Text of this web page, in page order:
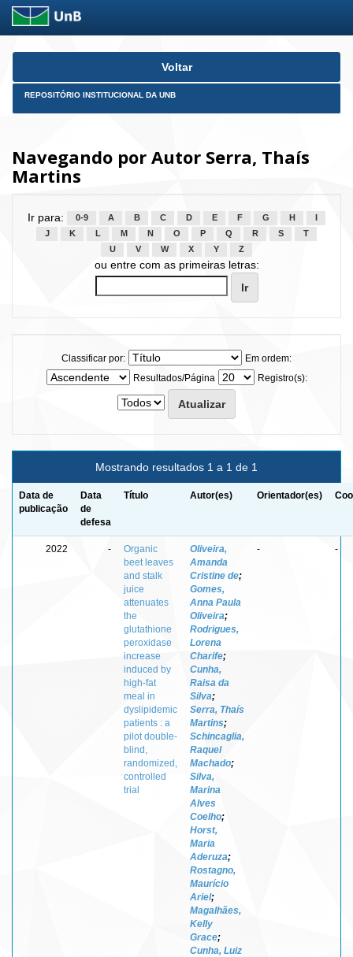
Skip
Voltar
REPOSITÓRIO INSTITUCIONAL DA UNB
Navegando por Autor Serra, Thaís
Martins
Ir para: 0-9 A B C D E F G H
J
K L M N O P Q R S
T
U
V W X Y Z
ou entre com as primeiras letras:
Classificar por:
Em ordem:
Resultados/Página
Registro(s):
Mostrando resultados 1 a 1 de 1
Data de
publicação
Data
de
defesa
Título Autor(es) Orientador(es)
2022 -
Organic
beet leaves
and stalk
juice
attenuates
the
glutathione
peroxidase
increase
induced by
high-fat
meal in
dyslipidemic
patients : a
pilot double-
blind,
randomized,
controlled
trial
Oliveira,
Amanda
Cristine de;
Gomes,
Anna Paula
Oliveira;
Rodrigues,
Lorena
Charife;
Cunha,
Raisa da
Silva;
Serra, Thaís
Martins;
Schincaglia,
Raquel
Machado;
Silva,
Marina
Alves
Coelho;
Horst,
Maria
Aderuza;
Rostagno,
Maurício
Ariel;
Magalhães,
Kelly
Grace;
Cunha, Luiz
- -